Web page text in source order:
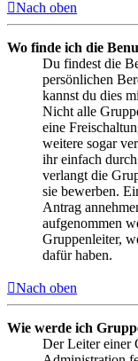
Nach oben
Wo finde ich die
Du findest die
persönlichen
kannst du dies
Nicht alle
eine
weitere sogar
ihr einfach
verlangt die
sie bewerben.
Antrag
aufgenommen
Gruppenleiter,
dafür haben.
Nach oben
Wie werde ich
Der Leiter einer